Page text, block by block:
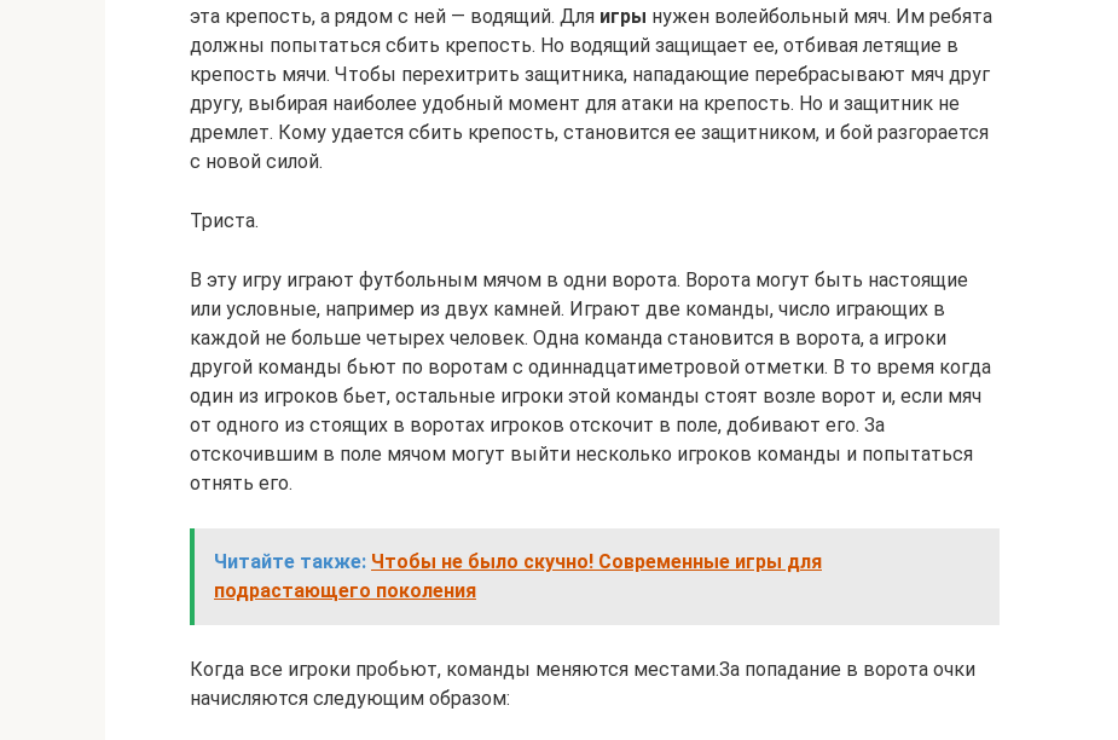
эта крепость, а рядом с ней — водящий. Для игры нужен волейбольный мяч. Им ребята
должны попытаться сбить крепость. Но водящий защищает ее, отбивая летящие в
крепость мячи. Чтобы перехитрить защитника, нападающие перебрасывают мяч друг
другу, выбирая наиболее удобный момент для атаки на крепость. Но и защитник не
дремлет. Кому удается сбить крепость, становится ее защитником, и бой разгорается
с новой силой.
Триста.
В эту игру играют футбольным мячом в одни ворота. Ворота могут быть настоящие
или условные, например из двух камней. Играют две команды, число играющих в
каждой не больше четырех человек. Одна команда становится в ворота, а игроки
другой команды бьют по воротам с одиннадцатиметровой отметки. В то время когда
один из игроков бьет, остальные игроки этой команды стоят возле ворот и, если мяч
от одного из стоящих в воротах игроков отскочит в поле, добивают его. За
отскочившим в поле мячом могут выйти несколько игроков команды и попытаться
отнять его.
Читайте также: Чтобы не было скучно! Современные игры для
подрастающего поколения
Когда все игроки пробьют, команды меняются местами.За попадание в ворота очки
начисляются следующим образом: